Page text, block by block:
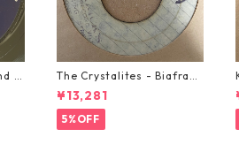
N
The Crystalites - Biafra
【7-21293】
¥13,281
5%OFF